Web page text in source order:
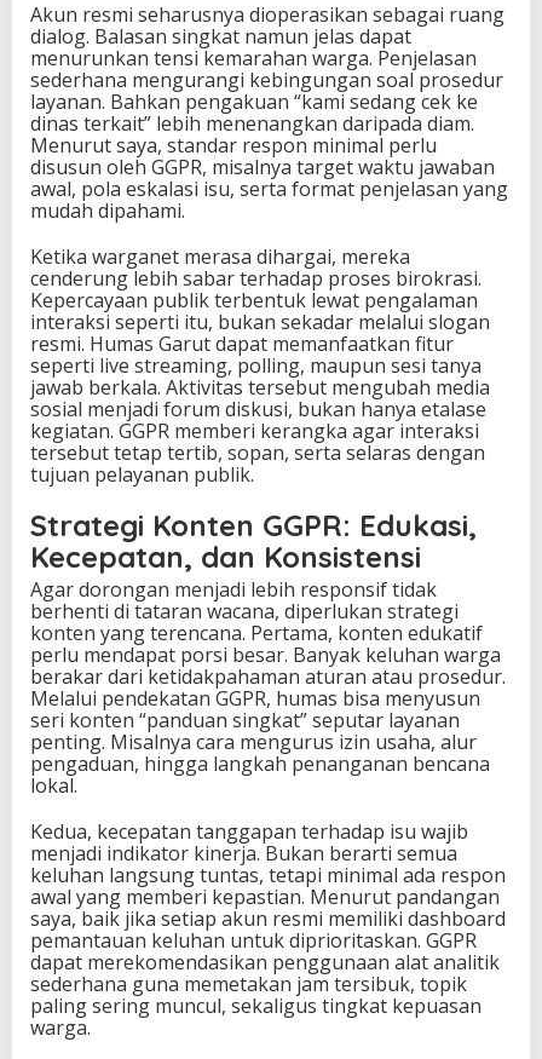
Akun resmi seharusnya dioperasikan sebagai ruang
dialog. Balasan singkat namun jelas dapat
menurunkan tensi kemarahan warga. Penjelasan
sederhana mengurangi kebingungan soal prosedur
layanan. Bahkan pengakuan “kami sedang cek ke
dinas terkait” lebih menenangkan daripada diam.
Menurut saya, standar respon minimal perlu
disusun oleh GGPR, misalnya target waktu jawaban
awal, pola eskalasi isu, serta format penjelasan yang
mudah dipahami.
Ketika warganet merasa dihargai, mereka
cenderung lebih sabar terhadap proses birokrasi.
Kepercayaan publik terbentuk lewat pengalaman
interaksi seperti itu, bukan sekadar melalui slogan
resmi. Humas Garut dapat memanfaatkan fitur
seperti live streaming, polling, maupun sesi tanya
jawab berkala. Aktivitas tersebut mengubah media
sosial menjadi forum diskusi, bukan hanya etalase
kegiatan. GGPR memberi kerangka agar interaksi
tersebut tetap tertib, sopan, serta selaras dengan
tujuan pelayanan publik.
Strategi Konten GGPR: Edukasi,
Kecepatan, dan Konsistensi
Agar dorongan menjadi lebih responsif tidak
berhenti di tataran wacana, diperlukan strategi
konten yang terencana. Pertama, konten edukatif
perlu mendapat porsi besar. Banyak keluhan warga
berakar dari ketidakpahaman aturan atau prosedur.
Melalui pendekatan GGPR, humas bisa menyusun
seri konten “panduan singkat” seputar layanan
penting. Misalnya cara mengurus izin usaha, alur
pengaduan, hingga langkah penanganan bencana
lokal.
Kedua, kecepatan tanggapan terhadap isu wajib
menjadi indikator kinerja. Bukan berarti semua
keluhan langsung tuntas, tetapi minimal ada respon
awal yang memberi kepastian. Menurut pandangan
saya, baik jika setiap akun resmi memiliki dashboard
pemantauan keluhan untuk diprioritaskan. GGPR
dapat merekomendasikan penggunaan alat analitik
sederhana guna memetakan jam tersibuk, topik
paling sering muncul, sekaligus tingkat kepuasan
warga.